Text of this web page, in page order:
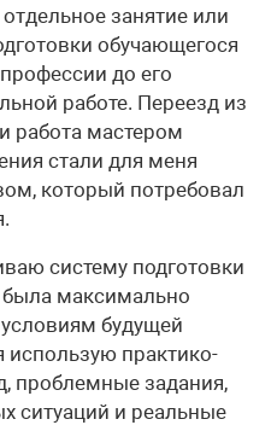
занятие или
обучающегося
до его
работе. Переезд из
работа мастером
стали для меня
который потребовал
систему подготовки
была максимально
будущей
использую практико-
проблемные задания,
ситуаций и реальные